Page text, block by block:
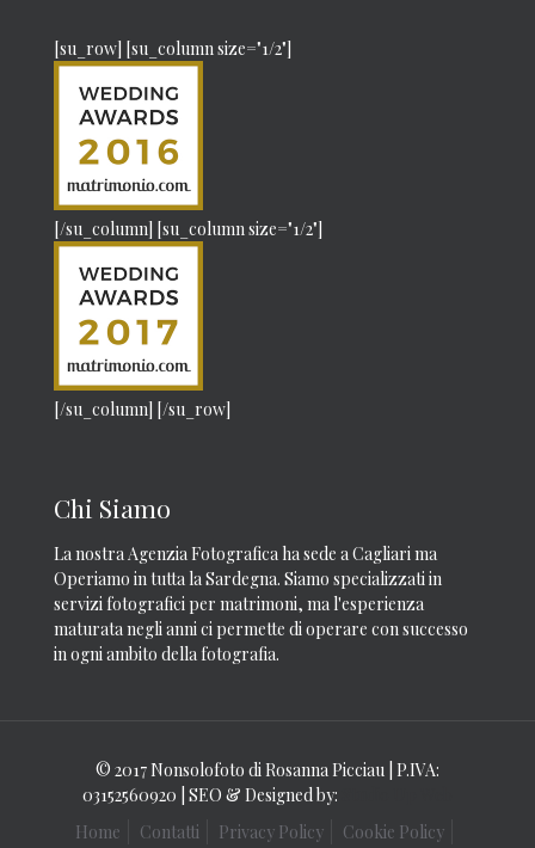
[su_row] [su_column size="1/2"]
[/su_column] [su_column size="1/2"]
[/su_column] [/su_row]
Chi Siamo
La nostra Agenzia Fotografica ha sede a Cagliari ma
Operiamo in tutta la Sardegna. Siamo specializzati in
servizi fotografici per matrimoni, ma l'esperienza
maturata negli anni ci permette di operare con successo
in ogni ambito della fotografia.
© 2017 Nonsolofoto di Rosanna Picciau | P.IVA:
03152560920 | SEO & Designed by:
Home
Contatti Privacy Policy
Cookie Policy